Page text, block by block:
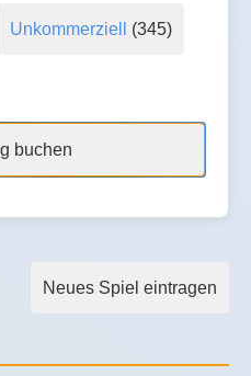
Unkommerziell (345)
buchen
Neues Spiel eintragen